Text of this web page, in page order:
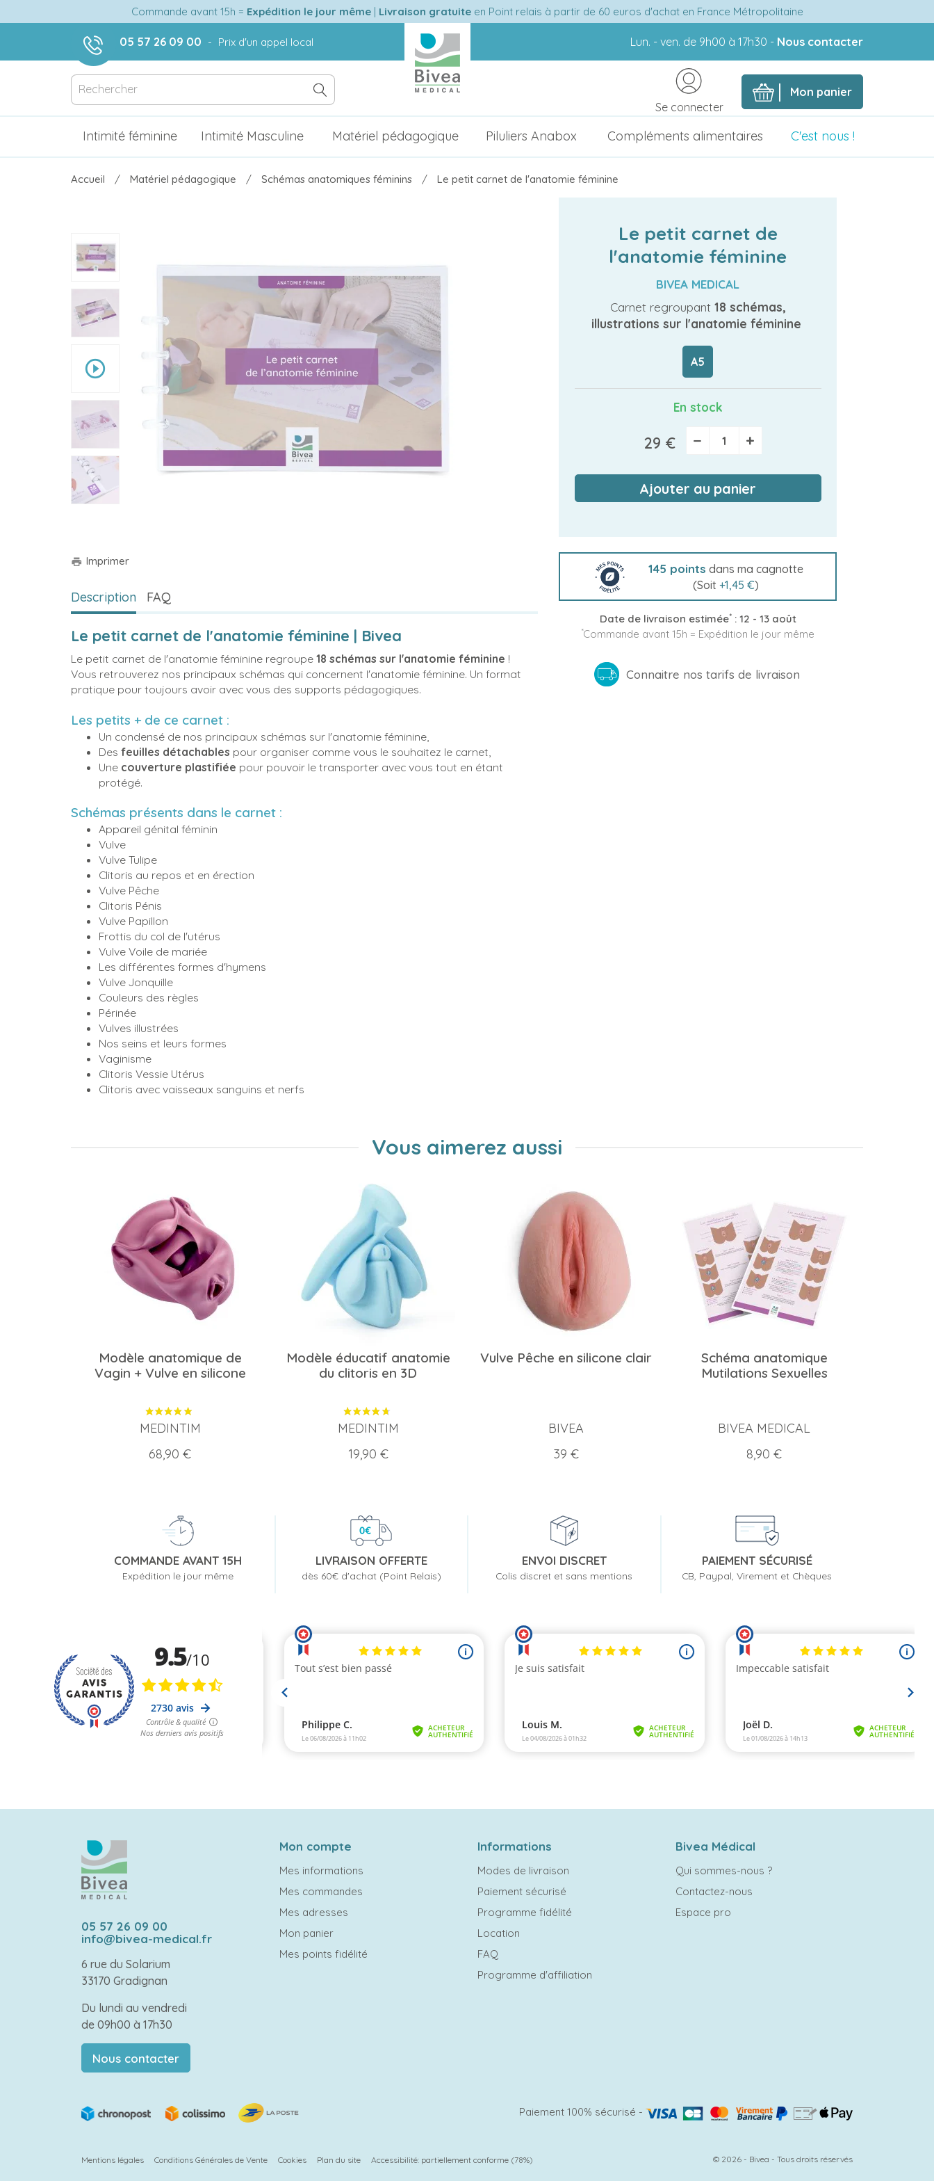
Commande avant 15h = Expédition le jour même| Livraison gratuiteen Point relais à partir de 60 euros d'achat en France Métropolitaine
05 57 26 09 00 - Prix d'un appel local Lun. - ven. de 9h00 à 17h30 - Nous contacter
Mon panier
Se connecter
Intimité féminine Intimité Masculine Matériel pédagogique Piluliers Anabox Compléments alimentaires C'est nous !
Accueil Matériel pédagogique Schémas anatomiques féminins Le petit carnet de l'anatomie féminine
play_circle_outline
print Imprimer
Le petit carnet de
l'anatomie féminine
BIVEA MEDICAL
Carnet regroupant 18 schémas,
illustrations sur l'anatomie féminine
A5
En stock
29 € − +
Ajouter au panier
145 points dans ma cagnotte
(Soit +1,45 €)
Date de livraison estimée*: 12 - 13 août
*Commande avant 15h = Expédition le jour même
Connaitre nos tarifs de livraison
Description FAQ
Le petit carnet de l'anatomie féminine | Bivea
Le petit carnet de l'anatomie féminine regroupe 18 schémas sur l'anatomie féminine !
Vous retrouverez nos principaux schémas qui concernent l'anatomie féminine. Un format
pratique pour toujours avoir avec vous des supports pédagogiques.
Les petits + de ce carnet :
Un condensé de nos principaux schémas sur l'anatomie féminine,
Des feuilles détachables pour organiser comme vous le souhaitez le carnet,
Une couverture plastifiée pour pouvoir le transporter avec vous tout en étant
protégé.
Schémas présents dans le carnet :
Appareil génital féminin
Vulve
Vulve Tulipe
Clitoris au repos et en érection
Vulve Pêche
Clitoris Pénis
Vulve Papillon
Frottis du col de l'utérus
Vulve Voile de mariée
Les différentes formes d'hymens
Vulve Jonquille
Couleurs des règles
Périnée
Vulves illustrées
Nos seins et leurs formes
Vaginisme
Clitoris Vessie Utérus
Clitoris avec vaisseaux sanguins et nerfs
Vous aimerez aussi
Modèle anatomique de
Vagin + Vulve en silicone
MEDINTIM
Prix
68,90 €
Modèle éducatif anatomie
du clitoris en 3D
MEDINTIM
Prix
19,90 €
Vulve Pêche en silicone clair
BIVEA
Prix
39 €
Schéma anatomique
Mutilations Sexuelles
BIVEA MEDICAL
Prix
8,90 €
COMMANDE AVANT 15H
Expédition le jour même
LIVRAISON OFFERTE
dès 60€ d'achat (Point Relais)
ENVOI DISCRET
Colis discret et sans mentions
PAIEMENT SÉCURISÉ
CB, Paypal, Virement et Chèques
05 57 26 09 00
info@bivea-medical.fr
6 rue du Solarium
33170 Gradignan
Du lundi au vendredi
de 09h00 à 17h30
Nous contacter
Mon compte
Mes informations
Mes commandes
Mes adresses
Mon panier
Mes points fidélité
Informations
Modes de livraison
Paiement sécurisé
Programme fidélité
Location
FAQ
Programme d'affiliation
Bivea Médical
Qui sommes-nous ?
Contactez-nous
Espace pro
Paiement 100% sécurisé -
Mentions légales Conditions Générales de Vente Cookies Plan du site Accessibilité: partiellement conforme (78%) © 2026 - Bivea - Tous droits réservés